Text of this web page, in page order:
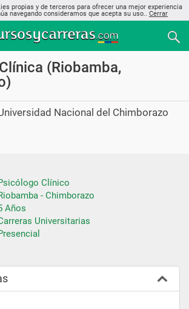
propias y de terceros para ofrecer una mejor experiencia
navegando consideramos que acepta su uso.. Cerrar
(Riobamba,
Nacional del Chimborazo
Clínico
- Chimborazo
Años
Universitarias